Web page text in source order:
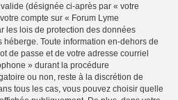
(désignée ci-après par « votre
compte sur « Forum Lyme
les lois de protection des données
Toute information en-dehors de
de passe et de votre adresse courriel
» durant la procédure
ou non, reste à la discrétion de
tous les cas, vous pouvez choisir quelle